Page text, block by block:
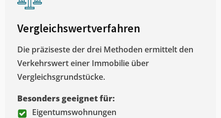
Vergleichswertverfahren
Die präziseste der drei Methoden ermittelt den
Verkehrswert einer Immobilie über
Vergleichsgrundstücke.
Besonders geeignet für:
Eigentumswohnungen